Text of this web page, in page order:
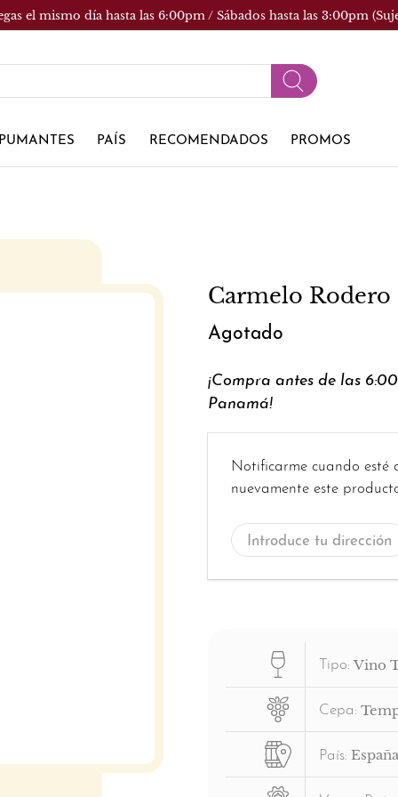
el mismo día hasta las 6:00pm / Sábados hasta las 3:00pm
PAÍS RECOMENDADOS PROMOS
Carmelo Rodero
Agotado
¡Compra antes de las
Panamá!
Introduce
tu
de
correo
electrónico...
Notificarme cuando esté
nuevamente este
Tipo: Vino
Cepa:
País: España